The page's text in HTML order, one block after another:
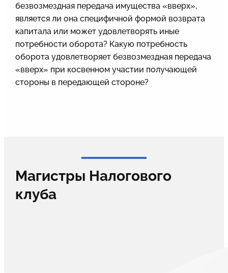
безвозмездная передача имущества «вверх»,
является ли она специфичной формой возврата
капитала или может удовлетворять иные
потребности оборота? Какую потребность
оборота удовлетворяет безвозмездная передача
«вверх» при косвенном участии получающей
стороны в передающей стороне?
Магистры Налогового
клуба